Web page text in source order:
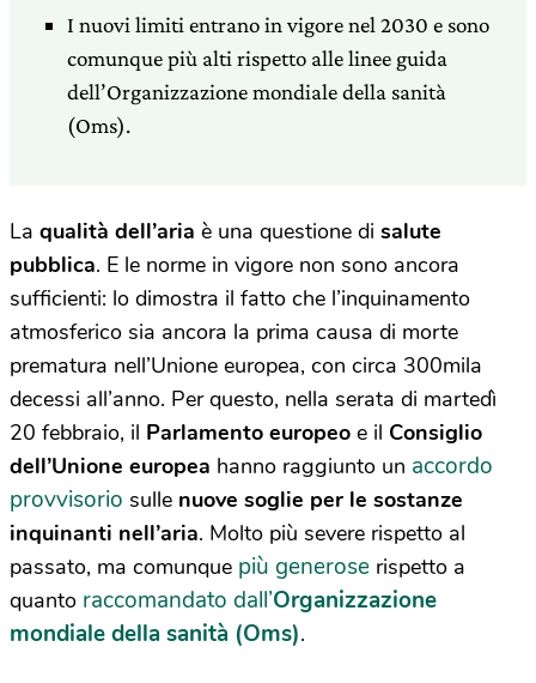
I nuovi limiti entrano in vigore nel 2030 e sono
comunque più alti rispetto alle linee guida
dell’Organizzazione mondiale della sanità
(Oms).
La qualità dell’aria è una questione di salute
pubblica. E le norme in vigore non sono ancora
sufficienti: lo dimostra il fatto che l’inquinamento
atmosferico sia ancora la prima causa di morte
prematura nell’Unione europea, con circa 300mila
decessi all’anno. Per questo, nella serata di martedì
20 febbraio, il Parlamento europeo e il Consiglio
dell’Unione europea hanno raggiunto un accordo
provvisorio sulle nuove soglie per le sostanze
inquinanti nell’aria. Molto più severe rispetto al
passato, ma comunque più generose rispetto a
quanto raccomandato dall’Organizzazione
mondiale della sanità (Oms).